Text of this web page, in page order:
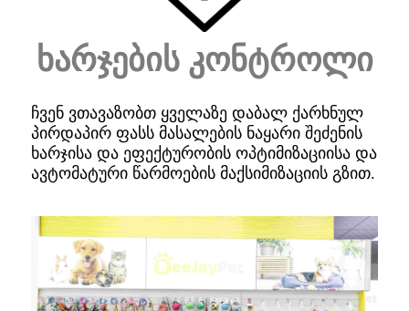
ხარჯების კონტროლი
ჩვენ ვთავაზობთ ყველაზე დაბალ ქარხნულ
პირდაპირ ფასს მასალების ნაყარი შეძენის
ხარჯისა და ეფექტურობის ოპტიმიზაციისა და
ავტომატური წარმოების მაქსიმიზაციის გზით.